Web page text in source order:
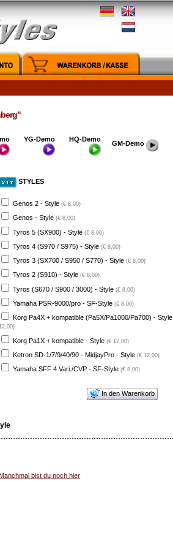
YG-Demo HQ-Demo
GM-Demo
STYLES
Genos 2 - Style (€ 8,00)
Genos - Style (€ 8,00)
Tyros 5 (SX900) - Style (€ 8,00)
Tyros 4 (S970 / S975) - Style (€ 8,00)
Tyros 3 (SX700 / S950 / S770) - Style (€ 8,00)
Tyros 2 (S910) - Style (€ 8,00)
Tyros (S670 / S900 / 3000) - Style (€ 8,00)
Yamaha PSR-9000/pro - SF-Style (€ 8,00)
Korg Pa4X + kompatible (Pa5X/Pa1000/Pa700) - Style
Korg Pa1X + kompatible - Style (€ 12,00)
Ketron SD-1/7/9/40/90 - MidjayPro - Style (€ 12,00)
Yamaha SFF 4 Vari./CVP - SF-Style (€ 8,00)
In den Warenkorb
bist du noch hier